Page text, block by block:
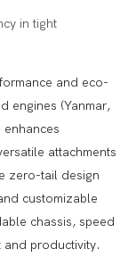
in tight
and eco-
engines (Yanmar,
enhances
attachments
zero-tail design
customizable
chassis, speed
productivity.